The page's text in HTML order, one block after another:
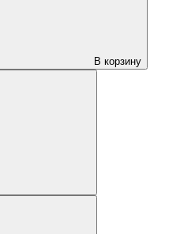
В корзину